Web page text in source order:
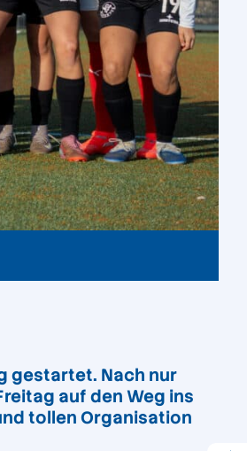
gestartet. Nach nur
auf den Weg ins
tollen Organisation